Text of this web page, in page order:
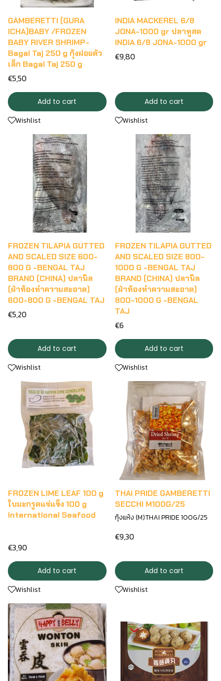
GAMBERETTI (GURA
ICHA)BABY /FROZEN
BABY RIVER SHRIMP-
Bagal Taj 250 g กุ้งฝอยตัว
เล็ก Bagal Taj 250 g
€5,50
Add to cart
Wishlist
INDIA MACKEREL 6/8
JONA-1000 gr ปลาทูสด
INDIA 6/8 JONA-1000 gr
€9,80
Add to cart
Wishlist
FROZEN TILAPIA GUTTED
AND SCALED SIZE 600-
800 G -BENGAL TAJ
BRAND (CHINA) ปลานิล
(ฝ่าท้องทำความสะอาด)
600-800 G -BENGAL TAJ
€5,20
Add to cart
Wishlist
FROZEN TILAPIA GUTTED
AND SCALED SIZE 800-
1000 G -BENGAL TAJ
BRAND (CHINA) ปลานิล
(ฝ่าท้องทำความสะอาด)
800-1000 G -BENGAL
TAJ
€6
Add to cart
Wishlist
FROZEN LIME LEAF 100 g
ใบมะกรูดแช่แข็ง 100 g
International Seafood
€3,90
Add to cart
Wishlist
THAI PRIDE GAMBERETTI
SECCHI M100G/25
กุ้งแห้ง (M)THAI PRIDE 100G/25
€9,30
Add to cart
Wishlist